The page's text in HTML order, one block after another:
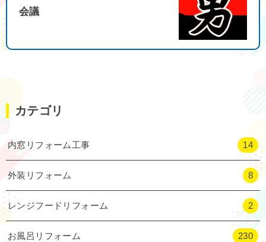
会議
カテゴリ
内窓リフォーム工事 14
外装リフォーム 8
レンジフードリフォーム 2
お風呂リフォーム 230